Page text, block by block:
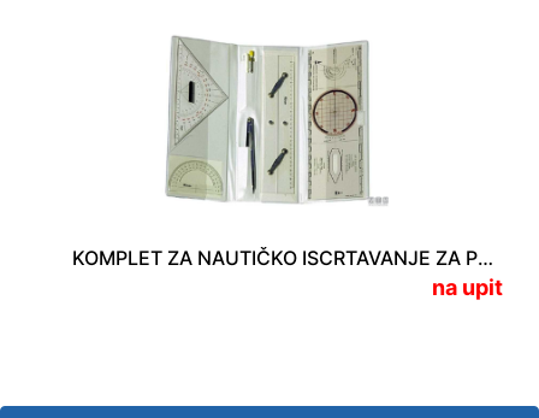
KOMPLET ZA NAUTIČKO ISCRTAVANJE ZA PLOVIDBENU DOZVOLU L
na upit